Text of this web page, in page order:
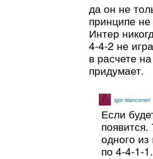
да он не
принципе
Интер
4-4-2 не
в расчете
придумает.
igor-bianconeri
Если
одного
по 4-4-1-